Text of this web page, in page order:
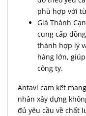
phù hợp với
Giá Thành
cung cấp
thành hợp lý
hàng lớn,
công ty.
Antavi cam kết
nhân xây dựng
đủ yêu cầu về chất